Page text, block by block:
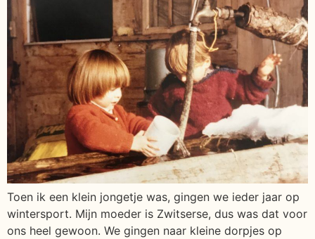
Toen ik een klein jongetje was, gingen we ieder jaar op
wintersport. Mijn moeder is Zwitserse, dus was dat voor
ons heel gewoon. We gingen naar kleine dorpjes op